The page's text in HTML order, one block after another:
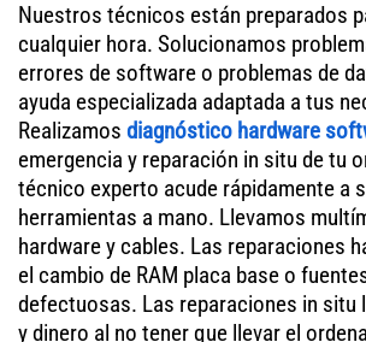
Nuestros técnicos están preparados
cualquier hora. Solucionamos
errores de software o problemas de
ayuda especializada adaptada a tus
Realizamos diagnóstico hardware
emergencia y reparación in situ de tu
técnico experto acude rápidamente a
herramientas a mano. Llevamos
hardware y cables. Las reparaciones
el cambio de RAM placa base o
defectuosas. Las reparaciones in situ
y dinero al no tener que llevar el